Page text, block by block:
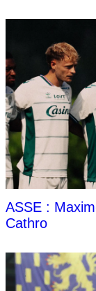
ASSE :
Cathro